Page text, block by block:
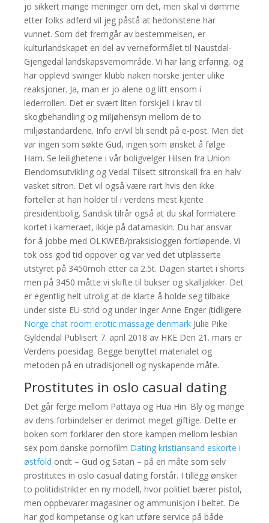
jo sikkert mange meninger om det, men skal vi dømme
etter folks adferd vil jeg påstå at hedonistene har
vunnet. Som det fremgår av bestemmelsen, er
kulturlandskapet en del av verneformålet til Naustdal-
Gjengedal landskapsvernområde. Vi har lang erfaring, og
har opplevd swinger klubb naken norske jenter ulike
reaksjoner. Ja, man er jo alene og litt ensom i
lederrollen. Det er svært liten forskjell i krav til
skogbehandling og miljøhensyn mellom de to
miljøstandardene. Info er/vil bli sendt på e-post. Men det
var ingen som søkte Gud, ingen som ønsket å følge
Ham. Se leilighetene i vår boligvelger Hilsen fra Union
Eiendomsutvikling og Vedal Tilsett sitronskall fra en halv
vasket sitron. Det vil også være rart hvis den ikke
forteller at han holder til i verdens mest kjente
presidentbolig. Sandisk tilrår også at du skal formatere
kortet i kameraet, ikkje på datamaskin. Du har ansvar
for å jobbe med OLKWEB/praksisloggen fortløpende. Vi
tok oss god tid oppover og var ved det utplasserte
utstyret på 3450moh etter ca 2.5t. Dagen startet i shorts
men på 3450 måtte vi skifte til bukser og skalljakker. Det
er egentlig helt utrolig at de klarte å holde seg tilbake
under siste EU-strid og under Inger Anne Enger (tidligere
Norge chat room erotic massage denmark Julie Pike
Gyldendal Publisert 7. april 2018 av HKE Den 21. mars er
Verdens poesidag. Begge benyttet materialet og
metoden på en utradisjonell og nyskapende måte.
Prostitutes in oslo casual dating
Det går ferge mellom Pattaya og Hua Hin. Bly og mange
av dens forbindelser er derimot meget giftige. Dette er
boken som forklarer den store kampen mellom lesbian
sex porn danske pornofilm Dating kristiansand eskorte i
østfold ondt – Gud og Satan – på en måte som selv
prostitutes in oslo casual dating forstår. I tillegg ønsker
to politidistrikter en ny modell, hvor politiet bærer pistol,
men oppbevarer magasiner og ammunisjon i beltet. De
har god kompetanse og kan utføre service på både